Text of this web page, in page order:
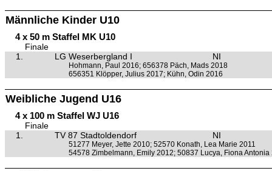
Männliche Kinder U10
4 x 50 m Staffel MK U10
Finale
1.
LG Weserbergland I NI
Hohmann, Paul 2016; 656378 Päch, Mads 2018
656351 Klöpper, Julius 2017; Kühn, Odin 2016
Weibliche Jugend U16
4 x 100 m Staffel WJ U16
Finale
1.
TV 87 Stadtoldendorf NI
51277 Meyer, Jette 2010; 52570 Konath, Lea Marie 2011
54578 Zimbelmann, Emily 2012; 50837 Lucya, Fiona Antonia